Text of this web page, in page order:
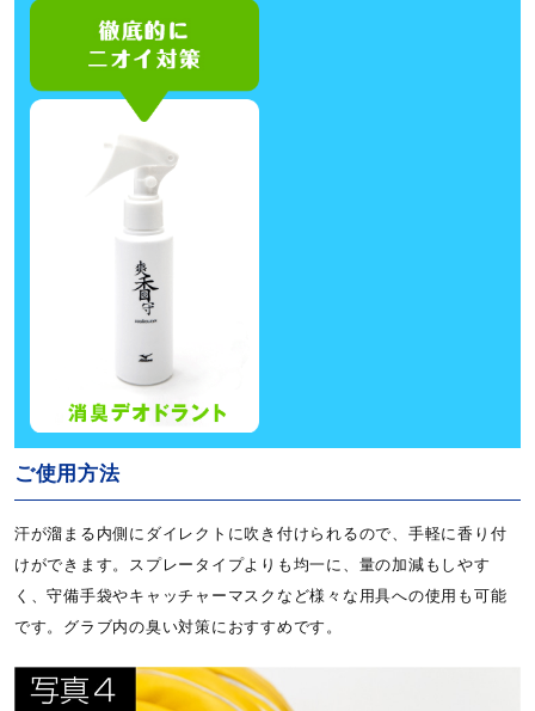
ご使用方法
汗が溜まる内側にダイレクトに吹き付けられるので、手軽に香り付
けができます。スプレータイプよりも均一に、量の加減もしやす
く、守備手袋やキャッチャーマスクなど様々な用具への使用も可能
です。グラブ内の臭い対策におすすめです。